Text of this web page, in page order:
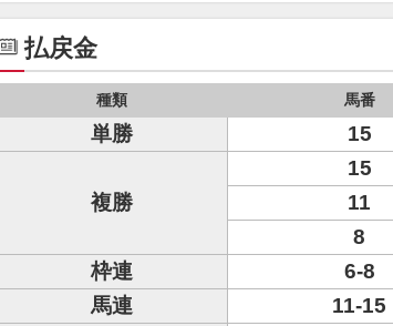
払戻金
種類 馬番
単勝 15
複勝
15
11
8
枠連
6-8
馬連
11-15